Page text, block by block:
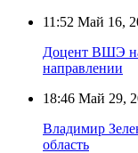
11:52 Май 16,
Доцент ВШЭ
направлении
18:46 Май 29,
Владимир
область